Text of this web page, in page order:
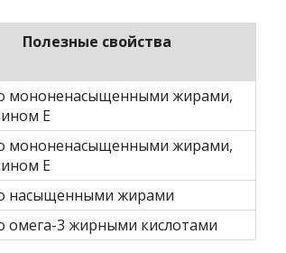
Полезные свойства
мононенасыщенными жирами,
Е
мононенасыщенными жирами,
Е
насыщенными жирами
омега-3 жирными кислотами